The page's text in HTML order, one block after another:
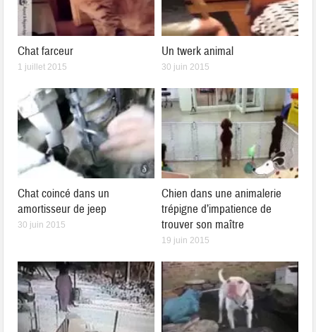
Chat farceur
1 juillet 2015
Un twerk animal
30 juin 2015
Chat coincé dans un
amortisseur de jeep
30 juin 2015
Chien dans une animalerie
trépigne d’impatience de
trouver son maître
19 juin 2015